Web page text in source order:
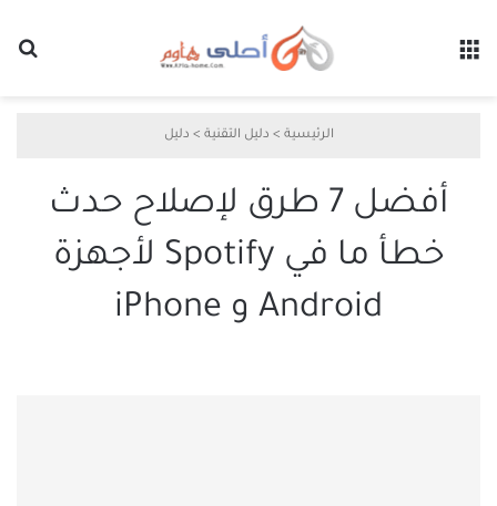
الرئيسية > دليل التقنية > دليل
أفضل 7 طرق لإصلاح حدث
خطأ ما في Spotify لأجهزة
Android و iPhone